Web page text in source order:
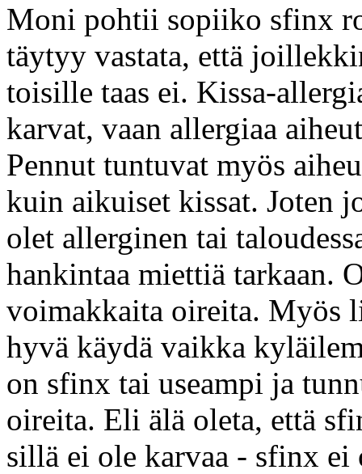
Moni pohtii sopiiko sfinx
täytyy vastata, että
toisille taas ei. Kissa-
karvat, vaan allergiaa
Pennut tuntuvat myös
kuin aikuiset kissat. Joten
olet allerginen tai
hankintaa miettiä tarkaan.
voimakkaita oireita. Myös
hyvä käydä vaikka
on sfinx tai useampi ja
oireita. Eli älä oleta, että
sillä ei ole karvaa - sfinx ei